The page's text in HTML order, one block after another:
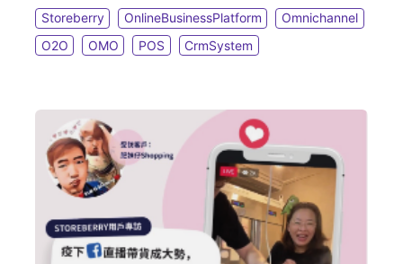
「OMO 全渠道零售模式」的必備對策！
Storeberry OnlineBusinessPlatform
Omnichannel
O2O
OMO POS CrmSystem